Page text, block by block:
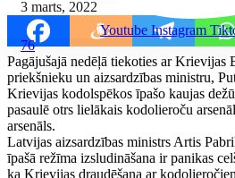
Youtube Instagram
3 marts, 2022
76
Pagājušajā nedēļā tiekoties ar Krievijas
priekšnieku un aizsardzības ministru,
Krievijas kodolspēkos īpašo kaujas
pasaulē otrs lielākais kodolieroču
arsenāls.
Latvijas aizsardzības ministrs Artis
īpašā režīma izsludināšana ir panikas
ka Krievijas draudēšana ar